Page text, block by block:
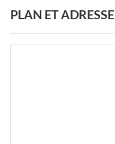
PLAN ET ADRESSE